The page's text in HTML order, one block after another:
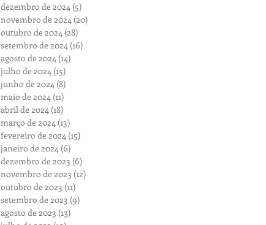
dezembro de 2024 (5)
novembro de 2024 (20)
outubro de 2024 (28)
setembro de 2024 (16)
agosto de 2024 (14)
julho de 2024 (15)
junho de 2024 (8)
maio de 2024 (11)
abril de 2024 (18)
março de 2024 (13)
fevereiro de 2024 (15)
janeiro de 2024 (6)
dezembro de 2023 (6)
novembro de 2023 (12)
outubro de 2023 (11)
setembro de 2023 (9)
agosto de 2023 (13)